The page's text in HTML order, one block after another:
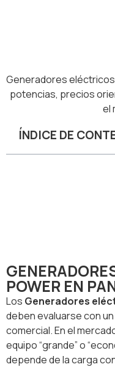
Generadores eléctricos
potencias, precios
el
ÍNDICE DE
POWER EN
Los Generadores
deben evaluarse con
comercial. En el
equipo “grande” o
depende de la carga